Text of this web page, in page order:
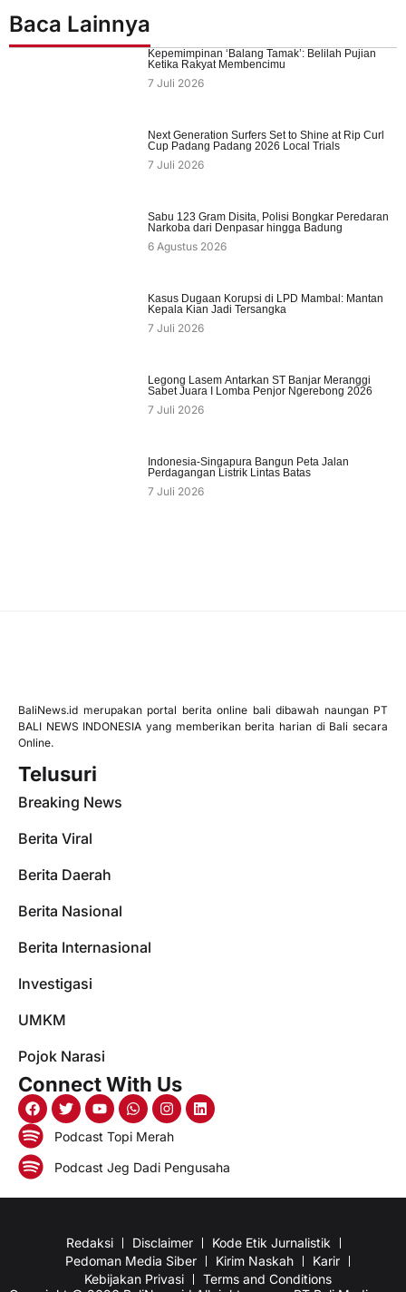
Baca Lainnya
Kepemimpinan ‘Balang Tamak’: Belilah Pujian
Ketika Rakyat Membencimu
7 Juli 2026
Next Generation Surfers Set to Shine at Rip Curl
Cup Padang Padang 2026 Local Trials
7 Juli 2026
Sabu 123 Gram Disita, Polisi Bongkar Peredaran
Narkoba dari Denpasar hingga Badung
6 Agustus 2026
Kasus Dugaan Korupsi di LPD Mambal: Mantan
Kepala Kian Jadi Tersangka
7 Juli 2026
Legong Lasem Antarkan ST Banjar Meranggi
Sabet Juara I Lomba Penjor Ngerebong 2026
7 Juli 2026
Indonesia-Singapura Bangun Peta Jalan
Perdagangan Listrik Lintas Batas
7 Juli 2026
BaliNews.id merupakan portal berita online bali dibawah naungan PT
BALI NEWS INDONESIA yang memberikan berita harian di Bali secara
Online.
Telusuri
Breaking News
Berita Viral
Berita Daerah
Berita Nasional
Berita Internasional
Investigasi
UMKM
Pojok Narasi
Connect With Us
Podcast Topi Merah
Podcast Jeg Dadi Pengusaha
Redaksi Disclaimer
Kode Etik Jurnalistik
Pedoman Media Siber
Kirim Naskah
Karir
Kebijakan Privasi
Terms and Conditions